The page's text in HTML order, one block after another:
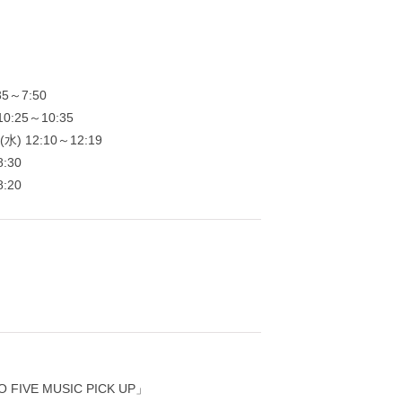
～7:50
～10:35
水) 12:10～12:19
FIVE MUSIC PICK UP」